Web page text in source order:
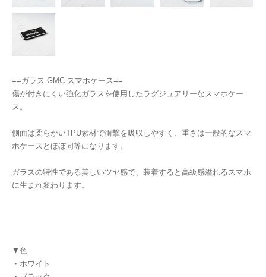
==ガラス GMC スマホケース==
傷が付きにくい強化ガラスを使用したラグジュアリーなスマホケー
ス。
側面は柔らかいTPU素材で衝撃を吸収しやすく、重さは一般的なスマ
ホケースとほぼ同等になります。
ガラスの特性である美しいツヤ感で、装着すると高級感溢れるスマホ
に生まれ変わります。
▼色
・ホワイト